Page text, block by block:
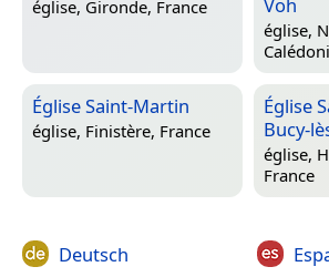
église, Gironde, France
église,
Église Saint-Martin
église, Finistère, France
Église
Bucy-
église,
France
Deutsch